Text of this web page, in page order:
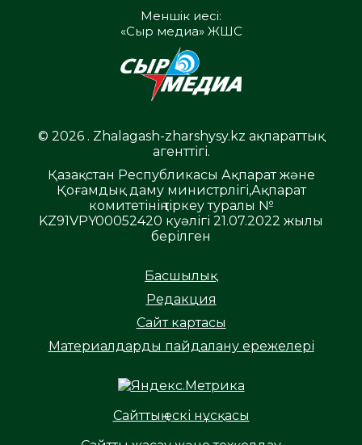
Меншік иесі:
«Сыр медиа» ЖШС
© 2026 . Zhalagash-zharshysy.kz ақпараттық
агенттігі.
Қазақстан Республикасы Ақпарат және
Қоғамдық даму министрлігі,Ақпарат
комитетінің тіркеу туралы №
KZ91VPY00052420 куәлігі 21.07.2022 жылы
берілген
Басшылық
Редакция
Сайт картасы
Материалдарды пайдалану ережелері
Сайттың ескі нұсқасы